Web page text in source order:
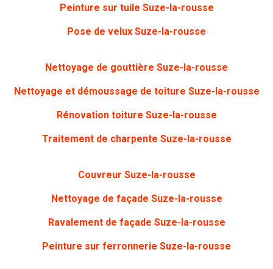
Peinture sur tuile Suze-la-rousse
Pose de velux Suze-la-rousse
Nettoyage de gouttière Suze-la-rousse
Nettoyage et démoussage de toiture Suze-la-rousse
Rénovation toiture Suze-la-rousse
Traitement de charpente Suze-la-rousse
Couvreur Suze-la-rousse
Nettoyage de façade Suze-la-rousse
Ravalement de façade Suze-la-rousse
Peinture sur ferronnerie Suze-la-rousse